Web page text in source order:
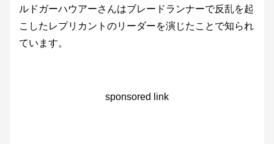
ルドガーハウアーさんはブレードランナーで反乱を起
こしたレプリカントのリーダーを演じたことで知られ
ています。
sponsored link